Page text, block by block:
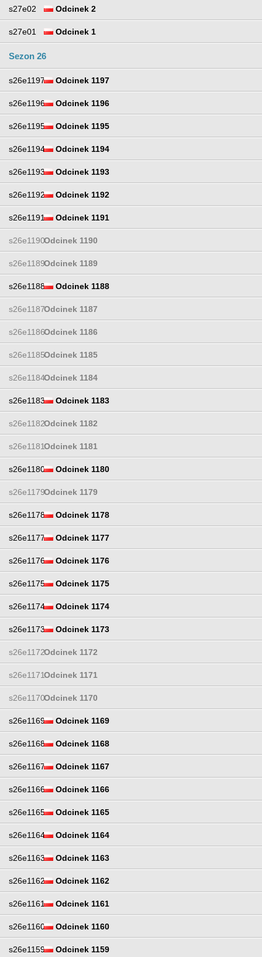
s27e02 Odcinek 2
s27e01 Odcinek 1
Sezon 26
s26e1197 Odcinek 1197
s26e1196 Odcinek 1196
s26e1195 Odcinek 1195
s26e1194 Odcinek 1194
s26e1193 Odcinek 1193
s26e1192 Odcinek 1192
s26e1191 Odcinek 1191
s26e1190Odcinek 1190
s26e1189Odcinek 1189
s26e1188 Odcinek 1188
s26e1187Odcinek 1187
s26e1186Odcinek 1186
s26e1185Odcinek 1185
s26e1184Odcinek 1184
s26e1183 Odcinek 1183
s26e1182Odcinek 1182
s26e1181Odcinek 1181
s26e1180 Odcinek 1180
s26e1179Odcinek 1179
s26e1178 Odcinek 1178
s26e1177 Odcinek 1177
s26e1176 Odcinek 1176
s26e1175 Odcinek 1175
s26e1174 Odcinek 1174
s26e1173 Odcinek 1173
s26e1172Odcinek 1172
s26e1171Odcinek 1171
s26e1170Odcinek 1170
s26e1169 Odcinek 1169
s26e1168 Odcinek 1168
s26e1167 Odcinek 1167
s26e1166 Odcinek 1166
s26e1165 Odcinek 1165
s26e1164 Odcinek 1164
s26e1163 Odcinek 1163
s26e1162 Odcinek 1162
s26e1161 Odcinek 1161
s26e1160 Odcinek 1160
s26e1159 Odcinek 1159